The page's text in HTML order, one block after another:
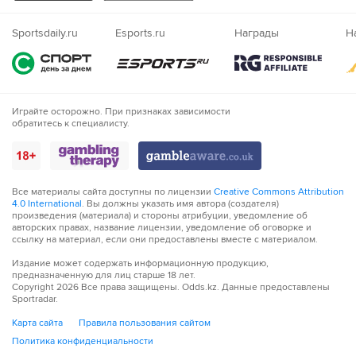
73´ Джанлука Орелиано назначает штрафной удар для
команды Сампдория на их половине поля.
74´ Г О О О О Л - Реми Уден бьет в цель!
76´ гости разыграют от ворот в городе Реджио Эмилия.
77´ Джанлука Орелиано назначает штрафной удар для
команды Реджана 1919.
77´ Реджана 1919 собирается пробить штрафной с опасной
дистанции.
Nigeria
Sportsdaily.ru Esports.ru Награды
Играйте осторожно. При признаках зависимости
обратитесь к специалисту.
Все материалы сайта доступны по лицензии Creative Commons Attribution
4.0 International. Вы должны указать имя автора (создателя)
произведения (материала) и стороны атрибуции, уведомление об
авторских правах, название лицензии, уведомление об оговорке и
ссылку на материал, если они предоставлены вместе с материалом.
Издание может содержать информационную продукцию,
предназначенную для лиц старше 18 лет.
Copyright 2026 Все права защищены. Odds.kz. Данные предоставлены
Sportradar.
Карта сайта
Правила пользования сайтом
Политика конфиденциальности